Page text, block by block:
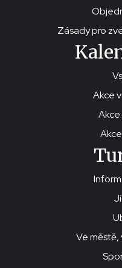
Zásady pro
Akce
Ve městě,